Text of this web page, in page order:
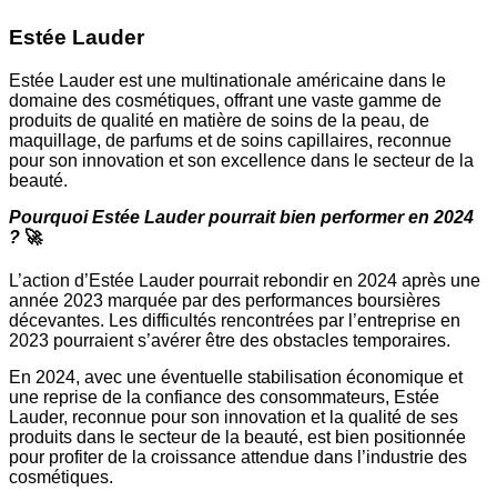
Estée Lauder
Estée Lauder est une multinationale américaine dans le
domaine des cosmétiques, offrant une vaste gamme de
produits de qualité en matière de soins de la peau, de
maquillage, de parfums et de soins capillaires, reconnue
pour son innovation et son excellence dans le secteur de la
beauté.
Pourquoi Estée Lauder pourrait bien performer en 2024
? 🚀
L’action d’Estée Lauder pourrait rebondir en 2024 après une
année 2023 marquée par des performances boursières
décevantes. Les difficultés rencontrées par l’entreprise en
2023 pourraient s’avérer être des obstacles temporaires.
En 2024, avec une éventuelle stabilisation économique et
une reprise de la confiance des consommateurs, Estée
Lauder, reconnue pour son innovation et la qualité de ses
produits dans le secteur de la beauté, est bien positionnée
pour profiter de la croissance attendue dans l’industrie des
cosmétiques.